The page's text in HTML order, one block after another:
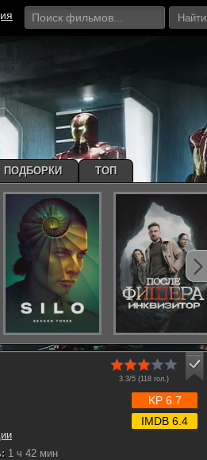
Найти
3.3/5 (118 гол.)
1 ч 42 мин
KP 6.7
IMDB 6.4
ПОДБОРКИ ТОП